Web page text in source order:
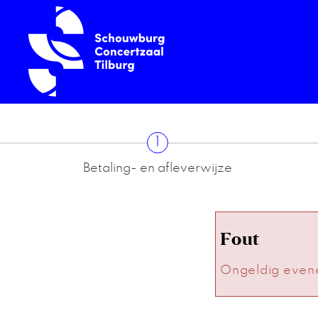
Betaling- en afleverwijze
Fout
Ongeldig